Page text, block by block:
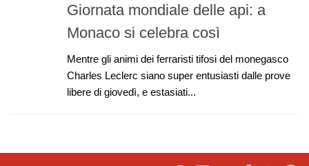
Giornata mondiale delle api: a
Monaco si celebra così
Mentre gli animi dei ferraristi tifosi del monegasco
Charles Leclerc siano super entusiasti dalle prove
libere di giovedì, e estasiati...